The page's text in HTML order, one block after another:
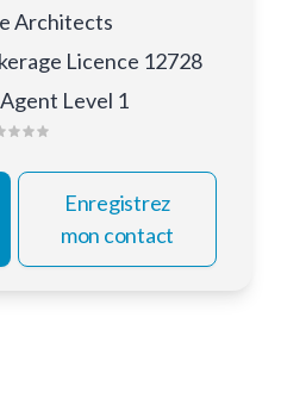
Architects
Licence 12728
Level 1
Enregistrez
mon contact